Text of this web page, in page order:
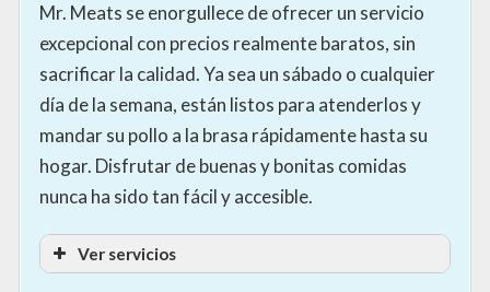
Mr. Meats se enorgullece de ofrecer un servicio
excepcional con precios realmente baratos, sin
sacrificar la calidad. Ya sea un sábado o cualquier
día de la semana, están listos para atenderlos y
mandar su pollo a la brasa rápidamente hasta su
hogar. Disfrutar de buenas y bonitas comidas
nunca ha sido tan fácil y accesible.
Ver servicios